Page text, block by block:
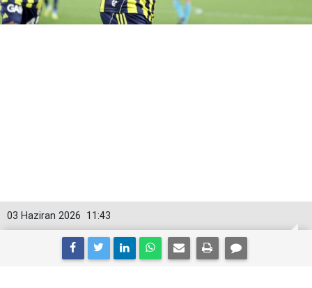
11:43
03 Haziran 2026